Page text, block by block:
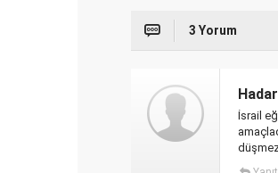
3 Yorum
İsrail